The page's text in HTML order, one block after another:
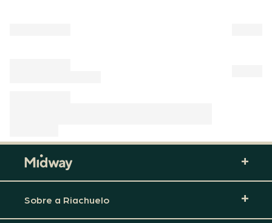
Sobre a Riachuelo